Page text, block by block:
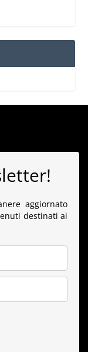
aggiornato
destinati ai